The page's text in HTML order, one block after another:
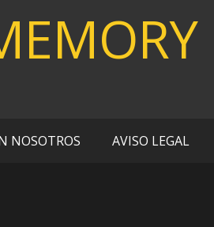
NOSOTROS AVISO LEGAL